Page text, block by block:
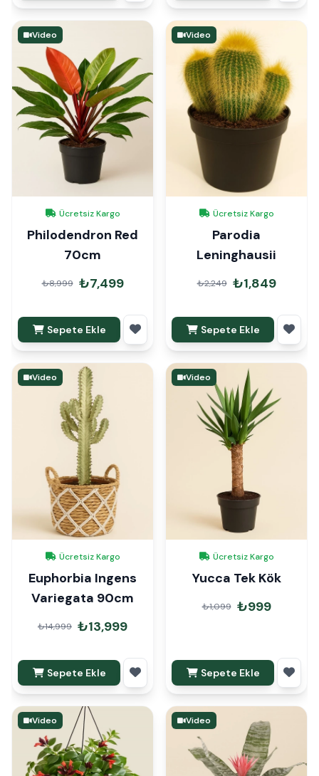
Video
Ücretsiz Kargo
Philodendron Red
70cm
₺8,999 ₺7,499
Sepete Ekle
Video
Ücretsiz Kargo
Parodia
Leninghausii
₺2,249 ₺1,849
Sepete Ekle
Video
Ücretsiz Kargo
Euphorbia Ingens
Variegata 90cm
₺14,999 ₺13,999
Sepete Ekle
Video
Ücretsiz Kargo
Yucca Tek Kök
₺1,099 ₺999
Sepete Ekle
Video Video